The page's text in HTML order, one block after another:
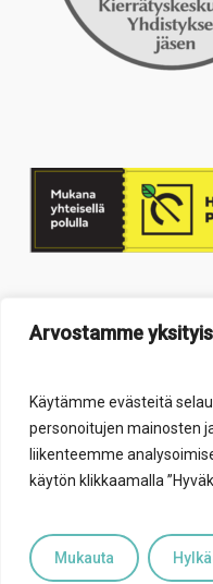
Arvostamme
Käytämme evästeitä
personoitujen mainosten
liikenteemme
käytön klikkaamalla
Mukauta
facebook
youtubeinstagram